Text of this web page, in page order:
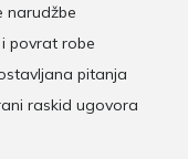
narudžbe
i povrat robe
pitanja
raskid ugovora